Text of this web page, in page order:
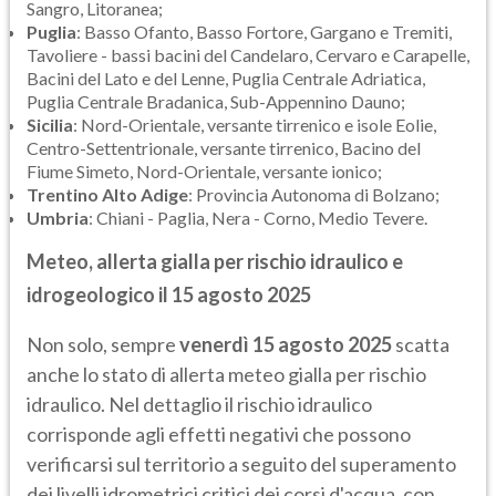
Sangro, Litoranea;
Puglia: Basso Ofanto, Basso Fortore, Gargano e Tremiti,
Tavoliere - bassi bacini del Candelaro, Cervaro e Carapelle,
Bacini del Lato e del Lenne, Puglia Centrale Adriatica,
Puglia Centrale Bradanica, Sub-Appennino Dauno;
Sicilia: Nord-Orientale, versante tirrenico e isole Eolie,
Centro-Settentrionale, versante tirrenico, Bacino del
Fiume Simeto, Nord-Orientale, versante ionico;
Trentino Alto Adige: Provincia Autonoma di Bolzano;
Umbria: Chiani - Paglia, Nera - Corno, Medio Tevere.
Meteo, allerta gialla per rischio idraulico e
idrogeologico il 15 agosto 2025
Non solo, semprevenerdì 15 agosto 2025scatta
anche lo stato di allerta meteo gialla per rischio
idraulico. Nel dettaglio il rischio idraulico
corrisponde agli effetti negativi che possono
verificarsi sul territorio a seguito del superamento